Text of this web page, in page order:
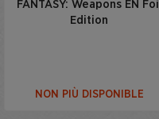
FANTASY: Weapons EN Foil
Edition
NON PIÙ DISPONIBLE